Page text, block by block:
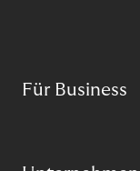
Für Business